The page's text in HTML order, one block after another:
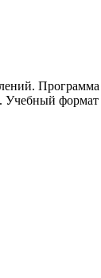
Учебный